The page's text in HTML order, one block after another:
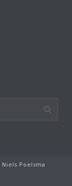
Niels Poelsma